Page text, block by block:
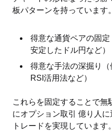
板パターンを持っています。
得意な通貨ペアの固
安定したドル円など）
得意な手法の深掘り
RSI活用法など）
これらを固定することで無
にオプション取引 億り人
トレードを実現しています。